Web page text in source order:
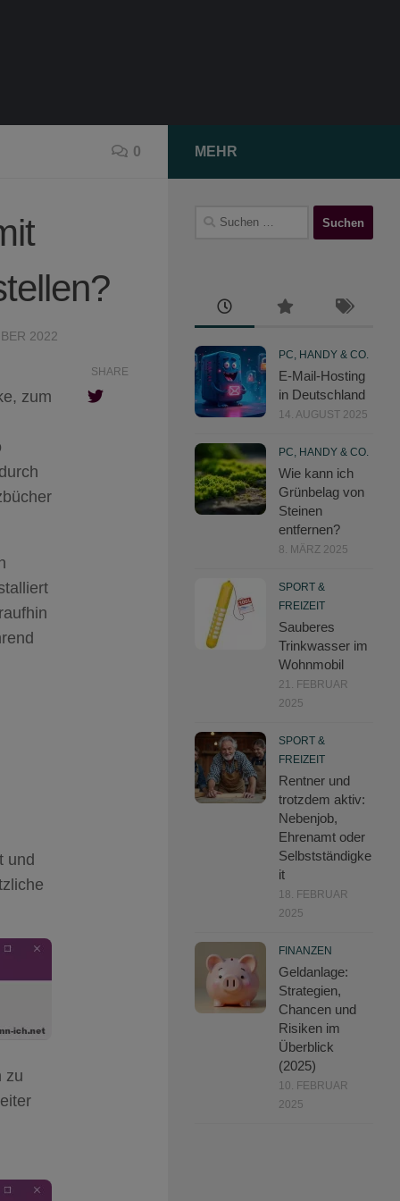
0
2022
zum
und
zu
SHARE
MEHR
Suchen
PC, HANDY & CO.
E-Mail-Hosting
in Deutschland
14. AUGUST 2025
PC, HANDY & CO.
Wie kann ich
Grünbelag von
Steinen
entfernen?
8. MÄRZ 2025
SPORT &
FREIZEIT
Sauberes
Trinkwasser im
Wohnmobil
21. FEBRUAR
2025
SPORT &
FREIZEIT
Rentner und
trotzdem aktiv:
Nebenjob,
Ehrenamt oder
Selbstständigke
it
18. FEBRUAR
2025
FINANZEN
Geldanlage:
Strategien,
Chancen und
Risiken im
Überblick
(2025)
10. FEBRUAR
2025